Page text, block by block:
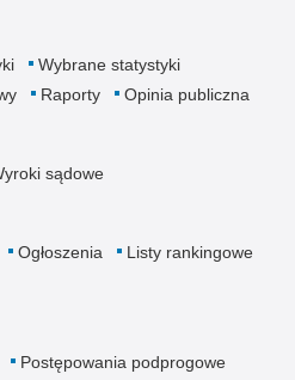
Wybrane statystyki
Raporty Opinia publiczna
sądowe
Ogłoszenia
Listy rankingowe
Postępowania podprogowe